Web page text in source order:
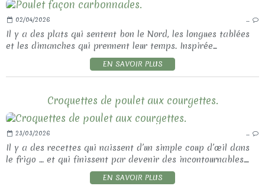
02/04/2026 …
Il y a des plats qui sentent bon le Nord, les longues tablées
et les dimanches qui prennent leur temps. Inspirée...
EN SAVOIR PLUS
Croquettes de poulet aux courgettes.
23/03/2026 …
Il y a des recettes qui naissent d’un simple coup d’œil dans
le frigo … et qui finissent par devenir des incontournables....
EN SAVOIR PLUS